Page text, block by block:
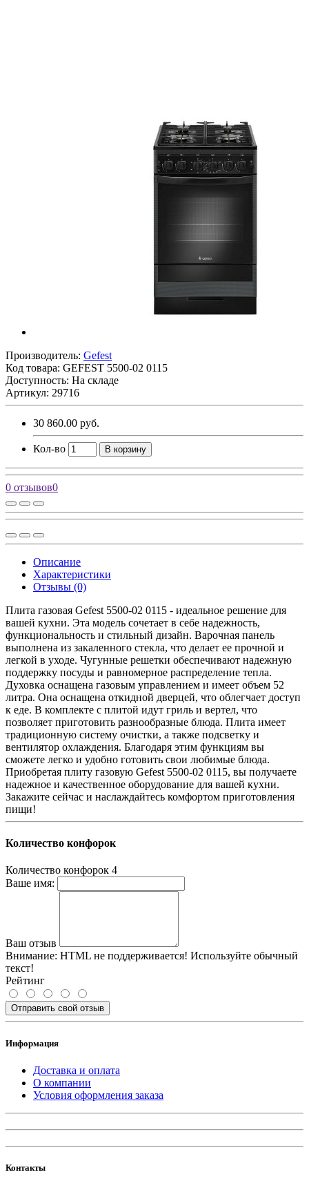
Производитель: Gefest
Код товара: GEFEST 5500-02 0115
Доступность: На складе
Артикул: 29716
30 860.00 руб.
Кол-во В корзину
0 отзывов0
Описание
Характеристики
Отзывы (0)
Плита газовая Gefest 5500-02 0115 - идеальное решение для
вашей кухни. Эта модель сочетает в себе надежность,
функциональность и стильный дизайн. Варочная панель
выполнена из закаленного стекла, что делает ее прочной и
легкой в уходе. Чугунные решетки обеспечивают надежную
поддержку посуды и равномерное распределение тепла.
Духовка оснащена газовым управлением и имеет объем 52
литра. Она оснащена откидной дверцей, что облегчает доступ
к еде. В комплекте с плитой идут гриль и вертел, что
позволяет приготовить разнообразные блюда. Плита имеет
традиционную систему очистки, а также подсветку и
вентилятор охлаждения. Благодаря этим функциям вы
сможете легко и удобно готовить свои любимые блюда.
Приобретая плиту газовую Gefest 5500-02 0115, вы получаете
надежное и качественное оборудование для вашей кухни.
Закажите сейчас и наслаждайтесь комфортом приготовления
пищи!
Количество конфорок
Количество конфорок 4
Ваше имя:
Ваш отзыв
Внимание: HTML не поддерживается! Используйте обычный
текст!
Рейтинг
Отправить свой отзыв
Информация
Доставка и оплата
О компании
Условия оформления заказа
Контакты